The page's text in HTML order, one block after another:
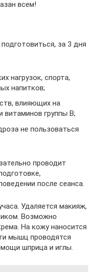
всем!
за 3 дня
нагрузок, спорта,
напитков;
влияющих на
витаминов группы B;
не пользоваться
проводит
после сеанса.
Удаляется макияж,
Возможно
На кожу наносится
мышц проводятся
шприца и иглы.